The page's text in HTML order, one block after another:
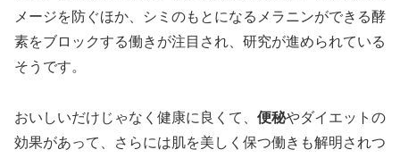
メージを防ぐほか、シミのもとになるメラニンができる酵
素をブロックする働きが注目され、研究が進められている
そうです。
おいしいだけじゃなく健康に良くて、 便秘やダイエットの
効果があって、さらには肌を美しく保つ働きも解明されつ